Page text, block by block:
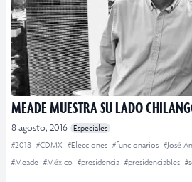
MEADE MUESTRA SU LADO
8 agosto, 2016 Especiales
#2018 #CDMX #Elecciones #funcionarios #José
#Meade #México #presidencia #presidenciables